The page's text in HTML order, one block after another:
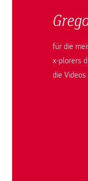
für die
x-plorers
die